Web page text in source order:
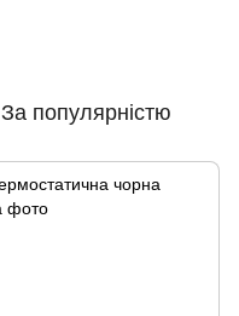
За популярністю